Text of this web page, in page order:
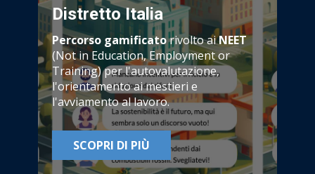
Distretto Italia
Percorso gamificatorivolto aiNEET
(Not in Education, Employment or
Training) per l'autovalutazione,
l'orientamento ai mestieri e
l'avviamento al lavoro.
SCOPRI DI PIÙ